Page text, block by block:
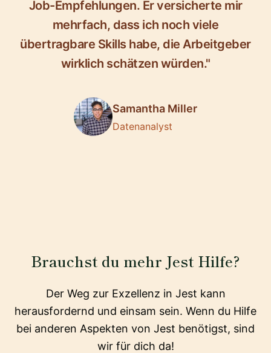
Job-Empfehlungen. Er versicherte mir
mehrfach, dass ich noch viele
übertragbare Skills habe, die Arbeitgeber
wirklich schätzen würden."
Samantha Miller
Datenanalyst
Brauchst du mehr Jest Hilfe?
Der Weg zur Exzellenz in Jest kann
herausfordernd und einsam sein. Wenn du Hilfe
bei anderen Aspekten von Jest benötigst, sind
wir für dich da!